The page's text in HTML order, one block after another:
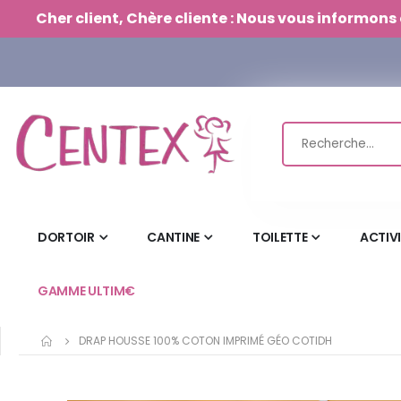
Cher client, Chère cliente : Nous vous
DORTOIR CANTINE TOILETTE
GAMME ULTIM€
DRAP HOUSSE 100% COTON IMPRIMÉ GÉO COTIDH
Panneau de gestion des cookies